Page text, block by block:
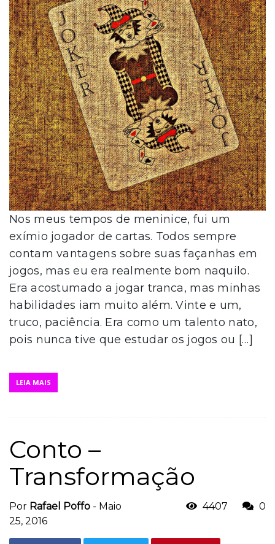
Nos meus tempos de meninice, fui um
exímio jogador de cartas. Todos sempre
contam vantagens sobre suas façanhas em
jogos, mas eu era realmente bom naquilo.
Era acostumado a jogar tranca, mas minhas
habilidades iam muito além. Vinte e um,
truco, paciência. Era como um talento nato,
pois nunca tive que estudar os jogos ou […]
LEIA MAIS
Conto –
Transformação
Por Rafael Poffo - Maio
25, 2016
4407 0